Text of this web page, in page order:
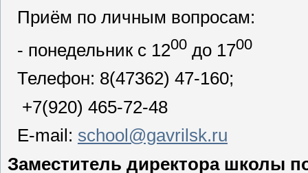
Приём по личным вопросам:
- понедельник с 1200 до 1700
Телефон: 8(47362) 47-160;
+7(920) 465-72-48
E-mail: school@gavrilsk.ru
Заместитель директора школы